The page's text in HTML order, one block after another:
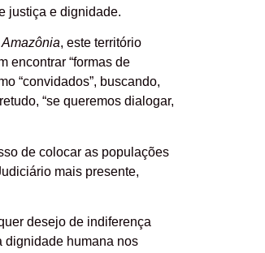
justiça e dignidade.
, este território
encontrar “formas de
“convidados”, buscando,
“se queremos dialogar,
de colocar as populações
mais presente,
desejo de indiferença
dignidade humana nos